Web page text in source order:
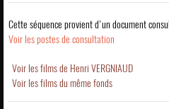
Cette séquence provient d'un document
Voir les postes de consultation
Voir les films de Henri VERGNIAUD
Voir les films du même fonds